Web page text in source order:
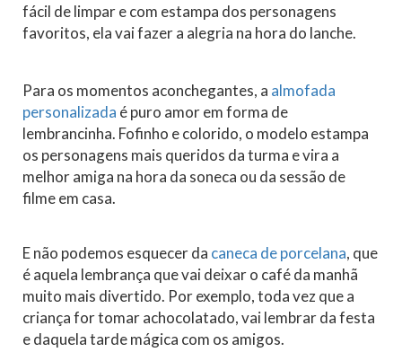
fácil de limpar e com estampa dos personagens
favoritos, ela vai fazer a alegria na hora do lanche.
Para os momentos aconchegantes, a almofada
personalizada é puro amor em forma de
lembrancinha. Fofinho e colorido, o modelo estampa
os personagens mais queridos da turma e vira a
melhor amiga na hora da soneca ou da sessão de
filme em casa.
E não podemos esquecer da caneca de porcelana, que
é aquela lembrança que vai deixar o café da manhã
muito mais divertido. Por exemplo, toda vez que a
criança for tomar achocolatado, vai lembrar da festa
e daquela tarde mágica com os amigos.